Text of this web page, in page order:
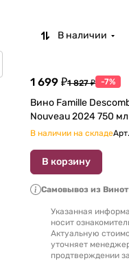
В наличии
1 699 ₽1 827 ₽ -7%
Вино Famille
Nouveau 2024 750 мл
В наличии на складеАрт.
В корзину
Самовывоз из
Указанная
носит
Актуальную
уточняет
продтверждении